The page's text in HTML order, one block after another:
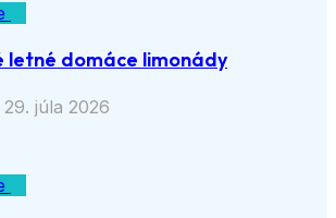
letné domáce limonády
29. júla 2026